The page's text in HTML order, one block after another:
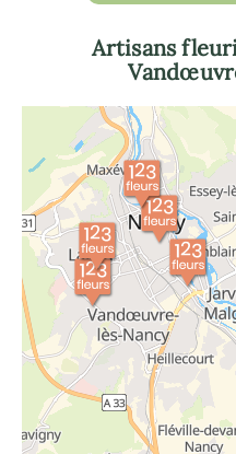
Artisans